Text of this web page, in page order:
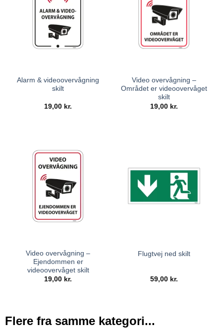
Alarm & videoovervågning
skilt
19,00 kr.
Video overvågning –
Området er videoovervåget
skilt
19,00 kr.
Video overvågning –
Ejendommen er
videoovervåget skilt
19,00 kr.
Flugtvej ned skilt
59,00 kr.
Flere fra samme kategori...